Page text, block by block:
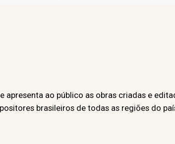
apresenta ao público as obras criadas e
brasileiros de todas as regiões do